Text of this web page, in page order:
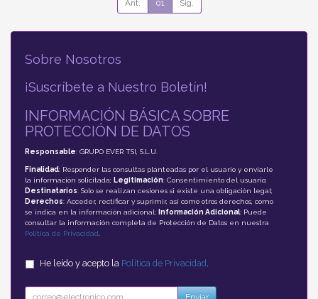
Ant. 01 Sig.
Sobre Nosotros
¡Suscríbete a Nuestro Boletín!
INFORMACIÓN BÁSICA SOBRE
PROTECCIÓN DE DATOS
Responsable: GRUPO EVER TSI, S.L.U.
Finalidad: Responder las consultas planteadas por el usuario y enviarle
la información solicitada; Legitimación: Consentimiento del usuario;
Destinatarios: Solo se realizan cesiones si existe una obligación legal;
Derechos: Acceder, rectificar y suprimir, así como otros derechos, como
se indica en la información adicional;
Información Adicional: Puede
consultar la información completa de Protección de Datos en nuestra
Política de Privacidad
He leído y acepto la Política de Privacidad .
Enviar